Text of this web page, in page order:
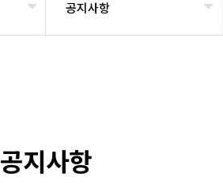
공지사항
공지사항